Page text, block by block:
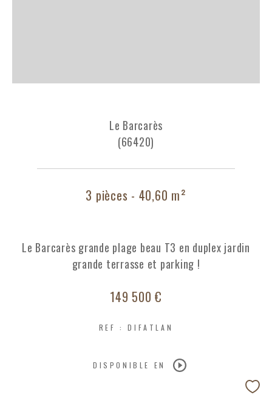
Le Barcarès
(66420)
3 pièces - 40,60 m²
Le Barcarès grande plage beau T3 en duplex jardin
grande terrasse et parking !
149 500 €
REF : DIFATLAN
DISPONIBLE EN